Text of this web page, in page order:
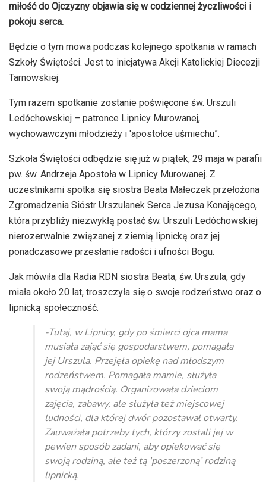
miłość do Ojczyzny objawia się w codziennej życzliwości i
pokoju serca.
Będzie o tym mowa podczas kolejnego spotkania w ramach
Szkoły Świętości. Jest to inicjatywa Akcji Katolickiej Diecezji
Tarnowskiej.
Tym razem spotkanie zostanie poświęcone św. Urszuli
Ledóchowskiej – patronce Lipnicy Murowanej,
wychowawczyni młodzieży i 'apostołce uśmiechu”.
Szkoła Świętości odbędzie się już w piątek, 29 maja w parafii
pw. św. Andrzeja Apostoła w Lipnicy Murowanej. Z
uczestnikami spotka się siostra Beata Małeczek przełożona
Zgromadzenia Sióstr Urszulanek Serca Jezusa Konającego,
która przybliży niezwykłą postać św. Urszuli Ledóchowskiej
nierozerwalnie związanej z ziemią lipnicką oraz jej
ponadczasowe przesłanie radości i ufności Bogu.
Jak mówiła dla Radia RDN siostra Beata, św. Urszula, gdy
miała około 20 lat, troszczyła się o swoje rodzeństwo oraz o
lipnicką społeczność.
-Tutaj, w Lipnicy, gdy po śmierci ojca mama
musiała zająć się gospodarstwem, pomagała
jej Urszula. Przejęła opiekę nad młodszym
rodzeństwem. Pomagała mamie, służyła
swoją mądrością. Organizowała dzieciom
zajęcia, zabawy, ale służyła też miejscowej
ludności, dla której dwór pozostawał otwarty.
Zauważała potrzeby tych, którzy zostali jej w
pewien sposób zadani, aby opiekować się
swoją rodziną, ale też tą 'poszerzoną’ rodziną
lipnicką.